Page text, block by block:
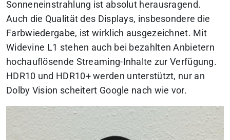
Sonneneinstrahlung ist absolut herausragend.
Auch die Qualität des Displays, insbesondere die
Farbwiedergabe, ist wirklich ausgezeichnet. Mit
Widevine L1 stehen auch bei bezahlten Anbietern
hochauflösende Streaming-Inhalte zur Verfügung.
HDR10 und HDR10+ werden unterstützt, nur an
Dolby Vision scheitert Google nach wie vor.